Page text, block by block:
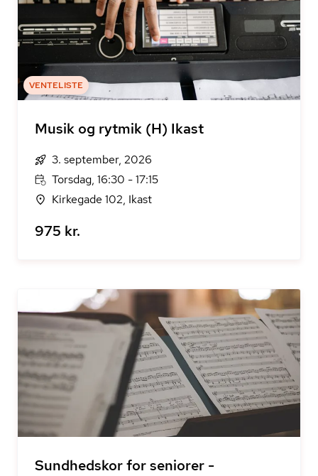
VENTELISTE
Musik og rytmik (H) Ikast
3. september, 2026
Torsdag, 16:30 - 17:15
Kirkegade 102, Ikast
975 kr.
Sundhedskor for seniorer -